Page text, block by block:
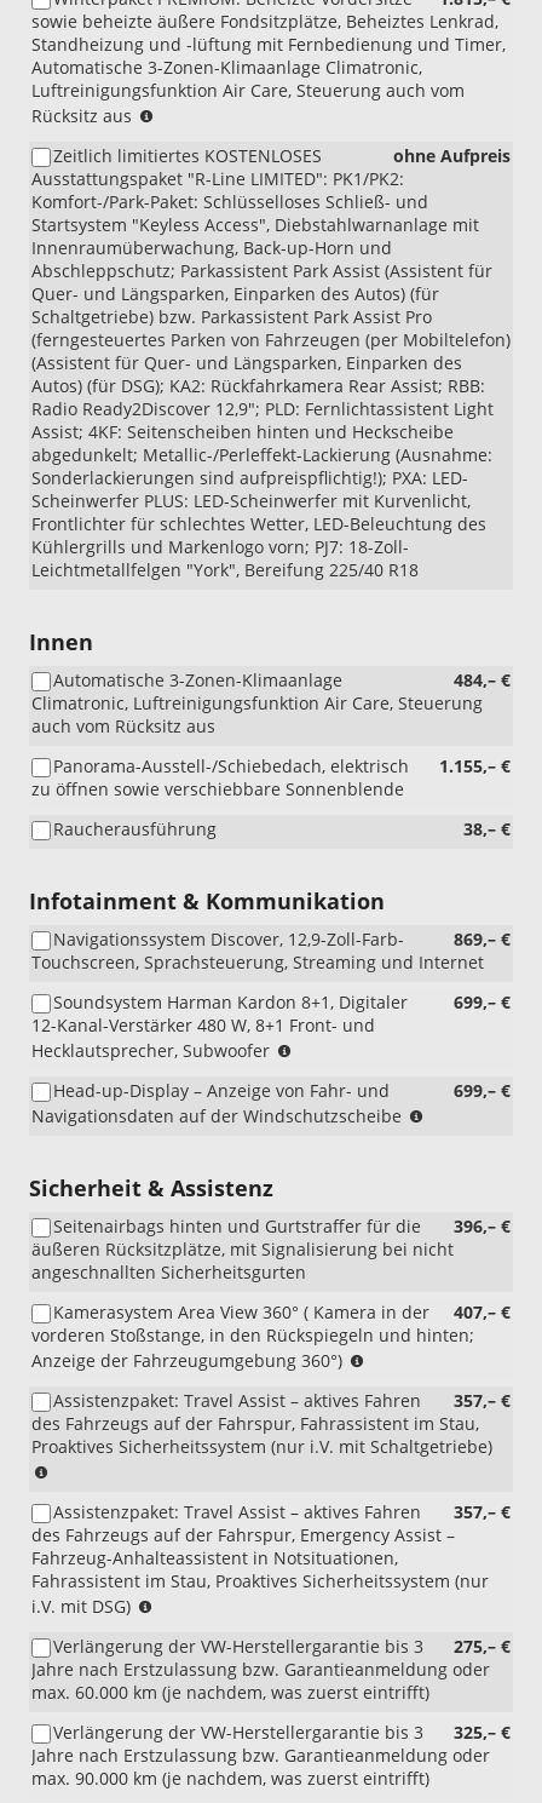
eHybrid)
(nur
i.V.
mit
oder
Aktionspaket
Komfort)
sowie beheizte äußere Fondsitzplätze, Beheiztes Lenkrad,
Standheizung und -lüftung mit Fernbedienung und Timer,
Automatische 3-Zonen-Klimaanlage Climatronic,
Luftreinigungsfunktion Air Care, Steuerung auch vom
Rücksitz aus
eTSI
DSG)
ohne Aufpreis
Zeitlich limitiertes KOSTENLOSES
Ausstattungspaket "R-Line LIMITED": PK1/PK2:
Komfort-/Park-Paket: Schlüsselloses Schließ- und
Startsystem "Keyless Access", Diebstahlwarnanlage mit
Innenraumüberwachung, Back-up-Horn und
Abschleppschutz; Parkassistent Park Assist (Assistent für
Quer- und Längsparken, Einparken des Autos) (für
Schaltgetriebe) bzw. Parkassistent Park Assist Pro
(ferngesteuertes Parken von Fahrzeugen (per Mobiltelefon)
(Assistent für Quer- und Längsparken, Einparken des
Autos) (für DSG); KA2: Rückfahrkamera Rear Assist; RBB:
Radio Ready2Discover 12,9"; PLD: Fernlichtassistent Light
Assist; 4KF: Seitenscheiben hinten und Heckscheibe
abgedunkelt; Metallic-/Perleffekt-Lackierung (Ausnahme:
Sonderlackierungen sind aufpreispflichtig!); PXA: LED-
Scheinwerfer PLUS: LED-Scheinwerfer mit Kurvenlicht,
Frontlichter für schlechtes Wetter, LED-Beleuchtung des
Kühlergrills und Markenlogo vorn; PJ7: 18-Zoll-
Leichtmetallfelgen "York", Bereifung 225/40 R18
Innen
484,– €
Automatische 3-Zonen-Klimaanlage
Climatronic, Luftreinigungsfunktion Air Care, Steuerung
auch vom Rücksitz aus
1.155,– €
Panorama-Ausstell-/Schiebedach, elektrisch
zu öffnen sowie verschiebbare Sonnenblende
38,– €
Raucherausführung
Infotainment & Kommunikation
869,– €
Navigationssystem Discover, 12,9-Zoll-Farb-
Touchscreen, Sprachsteuerung, Streaming und Internet
699,– €
Soundsystem Harman Kardon 8+1, Digitaler
12-Kanal-Verstärker 480 W, 8+1 Front- und
Hecklautsprecher, Subwoofer
mit
RBB
699,– €
Head-up-Display – Anzeige von Fahr- und
Navigationsdaten auf der Windschutzscheibe
RDA)
Sicherheit & Assistenz
396,– €
Seitenairbags hinten und Gurtstraffer für die
äußeren Rücksitzplätze, mit Signalisierung bei nicht
angeschnallten Sicherheitsgurten
407,– €
Kamerasystem Area View 360° ( Kamera in der
vorderen Stoßstange, in den Rückspiegeln und hinten;
Anzeige der Fahrzeugumgebung 360°)
mit
RBB
oder
357,– €
Assistenzpaket: Travel Assist – aktives Fahren
des Fahrzeugs auf der Fahrspur, Fahrassistent im Stau,
Proaktives Sicherheitssystem (nur i.V. mit Schaltgetriebe)
Schaltgetriebe)
357,– €
Assistenzpaket: Travel Assist – aktives Fahren
des Fahrzeugs auf der Fahrspur, Emergency Assist –
Fahrzeug-Anhalteassistent in Notsituationen,
Fahrassistent im Stau, Proaktives Sicherheitssystem (nur
i.V. mit DSG)
DSG)
275,– €
Verlängerung der VW-Herstellergarantie bis 3
Jahre nach Erstzulassung bzw. Garantieanmeldung oder
max. 60.000 km (je nachdem, was zuerst eintrifft)
325,– €
Verlängerung der VW-Herstellergarantie bis 3
Jahre nach Erstzulassung bzw. Garantieanmeldung oder
max. 90.000 km (je nachdem, was zuerst eintrifft)